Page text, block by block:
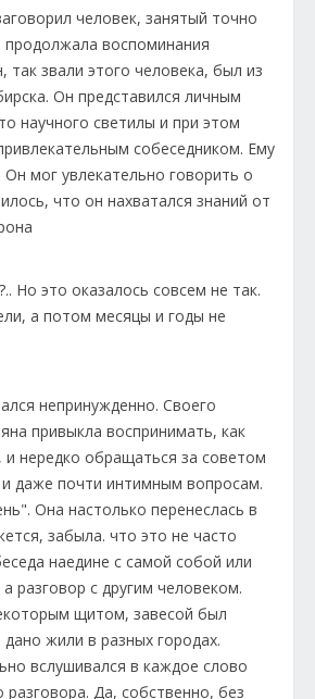
человек, занятый точно
воспоминания
так звали этого человека, был из
Он представился личным
научного светилы и при этом
собеседником. Ему
мог увлекательно говорить о
что он нахватался знаний от
Но это оказалось совсем не так.
а потом месяцы и годы не
непринужденно. Своего
привыкла воспринимать, как
и нередко обращаться за советом
даже почти интимным вопросам.
Она настолько перенеслась в
забыла. что это не часто
наедине с самой собой или
разговор с другим человеком.
щитом, завесой был
жили в разных городах.
вслушивался в каждое слово
разговора. Да, собственно, без